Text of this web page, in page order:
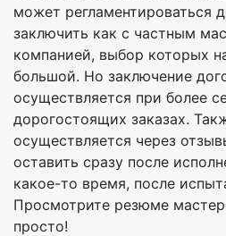
может регламентироваться
заключить как с частным
компанией, выбор которых
большой. Но заключение
осуществляется при более
дорогостоящих заказах.
осуществляется через
оставить сразу после
какое-то время, после
Просмотрите резюме
просто!